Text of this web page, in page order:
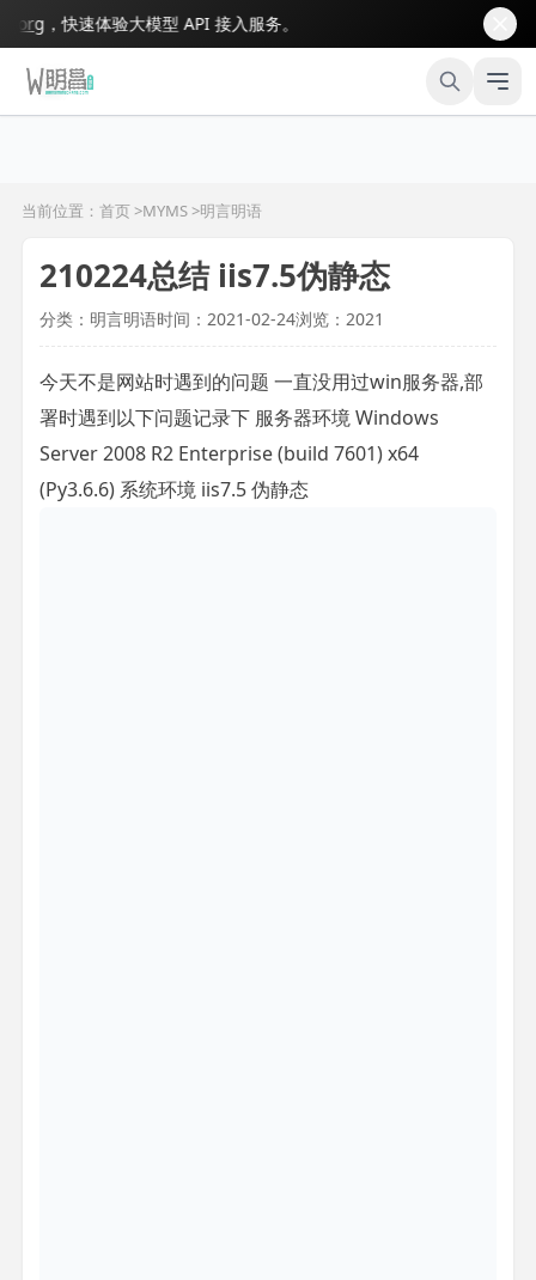
，快速体验大模型 API 接入服务。
当前位置：首页 >MYMS>明言明语
210224总结 iis7.5伪静态
分类：明言明语时间：2021-02-24浏览：2021
今天不是网站时遇到的问题 一直没用过win服务器,部
署时遇到以下问题记录下 服务器环境 Windows
Server 2008 R2 Enterprise (build 7601) x64
(Py3.6.6) 系统环境 iis7.5 伪静态